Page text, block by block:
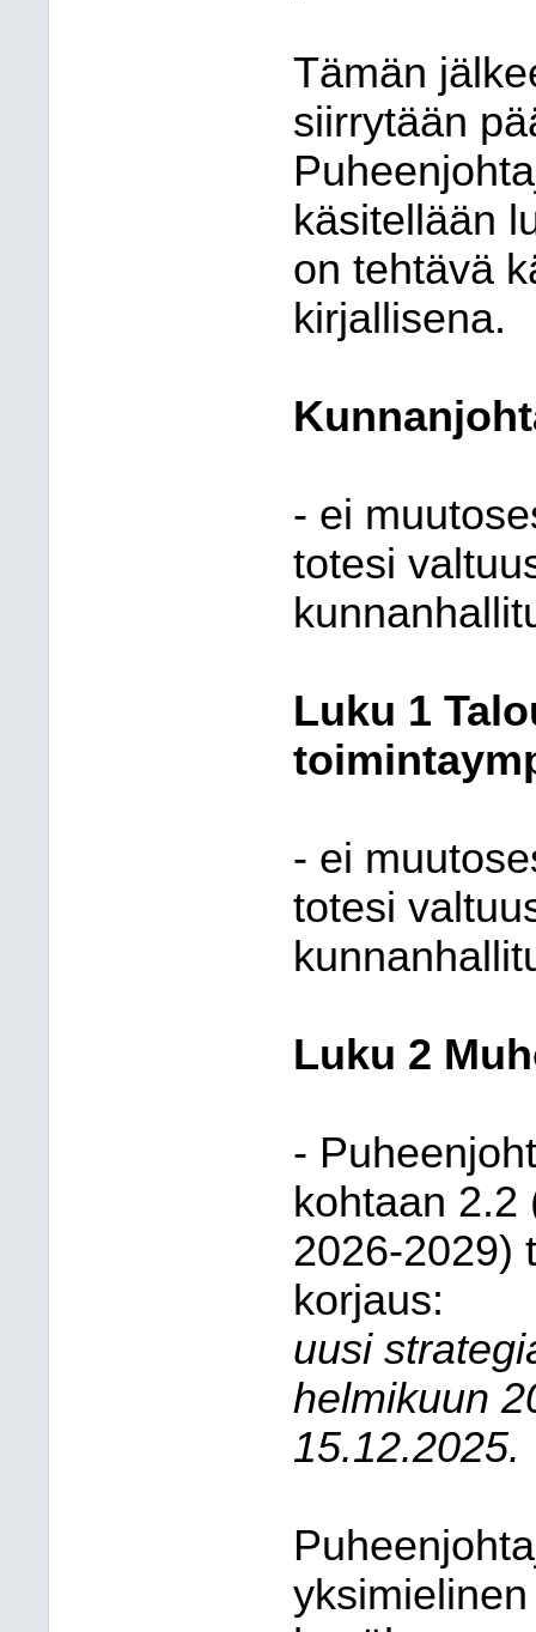
Tämän
siirrytään
käsitellään
on tehtävä
kirjallisena.
- ei
totesi
Luku 1
- ei
totesi
Luku 2
-
kohtaan
2026-2029)
korjaus:
uusi
helmikuun
15.12.2025.